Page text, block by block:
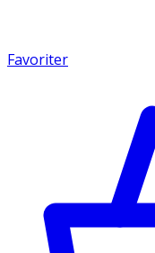
Favoriter